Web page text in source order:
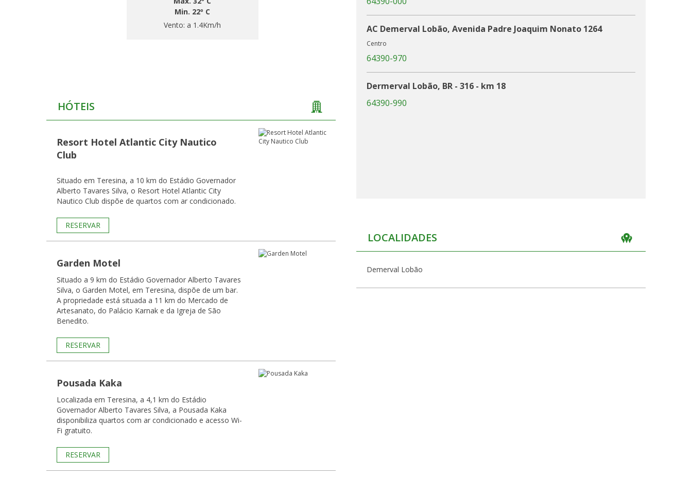
Min. 22º C
Vento: a 1.4Km/h
HÓTEIS
Resort Hotel Atlantic City Nautico
Club
Situado em Teresina, a 10 km do Estádio Governador
Alberto Tavares Silva, o Resort Hotel Atlantic City
Nautico Club dispõe de quartos com ar condicionado.
RESERVAR
Garden Motel
Situado a 9 km do Estádio Governador Alberto Tavares
Silva, o Garden Motel, em Teresina, dispõe de um bar.
A propriedade está situada a 11 km do Mercado de
Artesanato, do Palácio Karnak e da Igreja de São
Benedito.
RESERVAR
Pousada Kaka
Localizada em Teresina, a 4,1 km do Estádio
Governador Alberto Tavares Silva, a Pousada Kaka
disponibiliza quartos com ar condicionado e acesso Wi-
Fi gratuito.
RESERVAR
AC Demerval Lobão, Avenida Padre Joaquim Nonato 1264
Centro
64390-970
Dermerval Lobão, BR - 316 - km 18
64390-990
LOCALIDADES
Demerval Lobão